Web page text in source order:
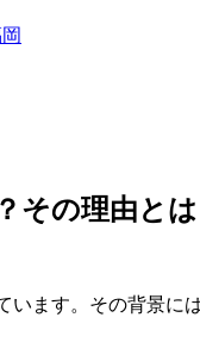
その理由とは
ます。その背景に